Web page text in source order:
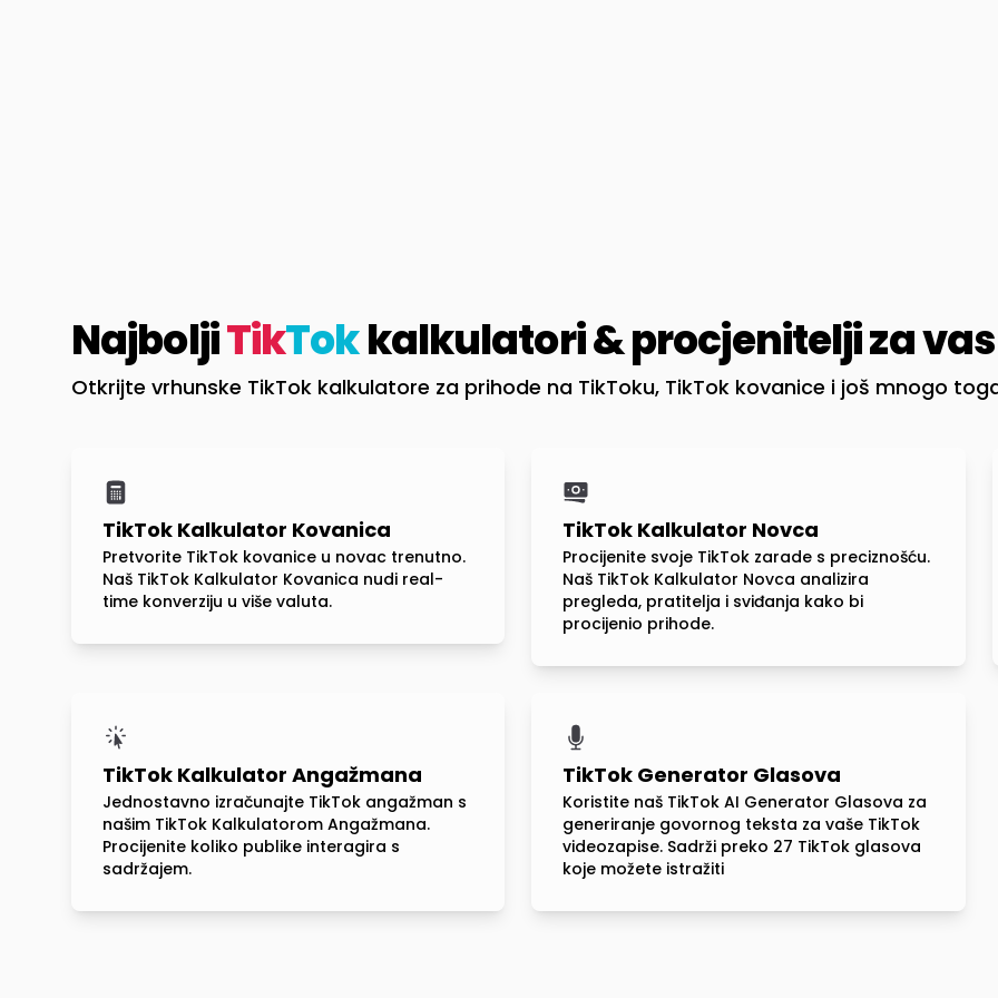
NajboljiTikTokkalkulatori & procjenitelji za vas
Otkrijte vrhunske TikTok kalkulatore za prihode na TikToku, TikTok kovanice i još mnogo
TikTok Kalkulator Kovanica
Pretvorite TikTok kovanice u novac trenutno.
Naš TikTok Kalkulator Kovanica nudi real-
time konverziju u više valuta.
TikTok Kalkulator Novca
Procijenite svoje TikTok zarade s preciznošću.
Naš TikTok Kalkulator Novca analizira
pregleda, pratitelja i sviđanja kako bi
procijenio prihode.
TikTok Kalkulator Angažmana
Jednostavno izračunajte TikTok angažman s
našim TikTok Kalkulatorom Angažmana.
Procijenite koliko publike interagira s
sadržajem.
TikTok Generator Glasova
Koristite naš TikTok AI Generator Glasova za
generiranje govornog teksta za vaše TikTok
videozapise. Sadrži preko 27 TikTok glasova
koje možete istražiti